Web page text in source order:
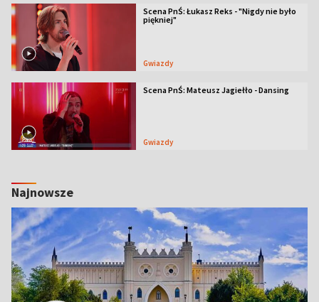
Scena PnŚ: Łukasz Reks - "Nigdy nie było
piękniej"
Gwiazdy
Scena PnŚ: Mateusz Jagiełło - Dansing
Gwiazdy
Najnowsze